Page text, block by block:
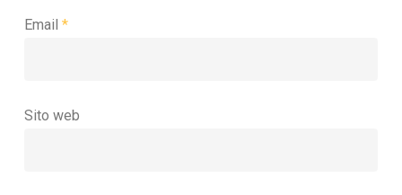
Email *
Sito web